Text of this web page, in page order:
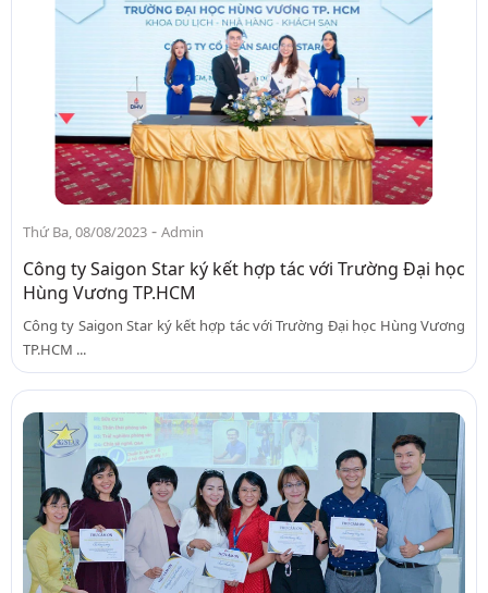
Thứ Ba, 08/08/2023 - Admin
Công ty Saigon Star ký kết hợp tác với Trường Đại học
Hùng Vương TP.HCM
Công ty Saigon Star ký kết hợp tác với Trường Đại học Hùng Vương
TP.HCM ...